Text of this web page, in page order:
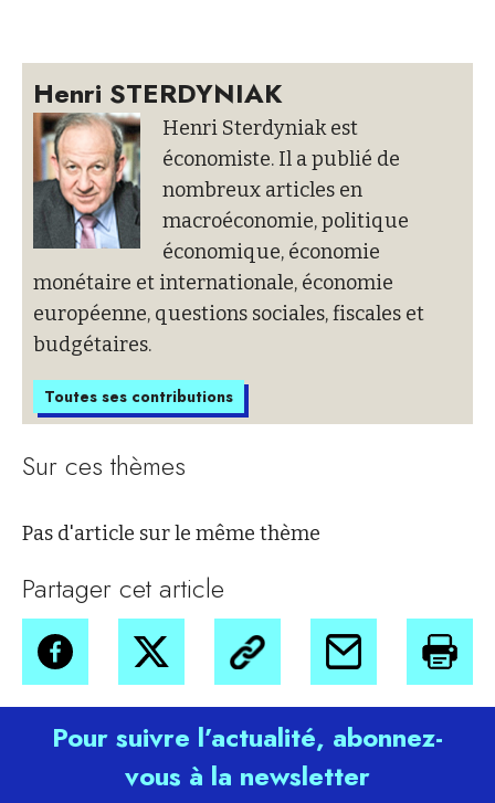
Henri STERDYNIAK
Henri Sterdyniak est
économiste. Il a publié de
nombreux articles en
macroéconomie, politique
économique, économie
monétaire et internationale, économie
européenne, questions sociales, fiscales et
budgétaires.
Toutes ses contributions
Sur ces thèmes
Pas d'article sur le même thème
Partager cet article
Pour suivre l’actualité, abonnez-
vous à la newsletter